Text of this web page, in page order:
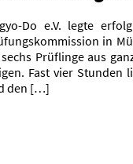
Do e.V. legte
in
Prüflinge aus
Fast vier
den […]